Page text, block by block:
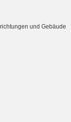
und Gebäude